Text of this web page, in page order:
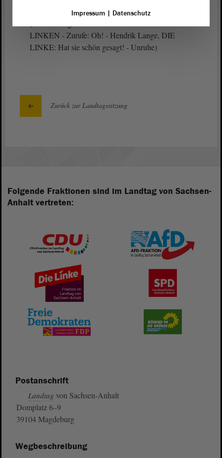
LINKEN - Zurufe: Oh! - Hendrik Lange, DIE
LINKE: Hat sie schön gesagt! - Unruhe)
Zurück zur Landtagssitzung
Folgende Fraktionen sind im Landtag von Sachsen-
Anhalt vertreten:
Postanschrift
Landtag von Sachsen-Anhalt
Domplatz 6–9
39104 Magdeburg
Wegbeschreibung
Impressum| Datenschutz